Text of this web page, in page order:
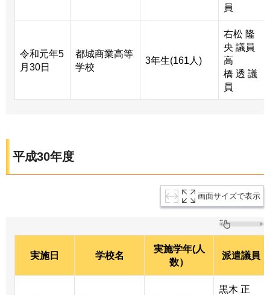
員
令和元年5
月30日
都城商業高等
学校
3年生(161人)
右松 隆
央 議員
高
橋 透 議
員
平成30年度
画面サイズで表示
実施日 学校名
実施学年(人
数）
派遣議員
黒木 正